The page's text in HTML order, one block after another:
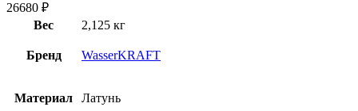
26680 ₽
Вес
2,125 кг
Бренд WasserKRAFT
Материал Латунь